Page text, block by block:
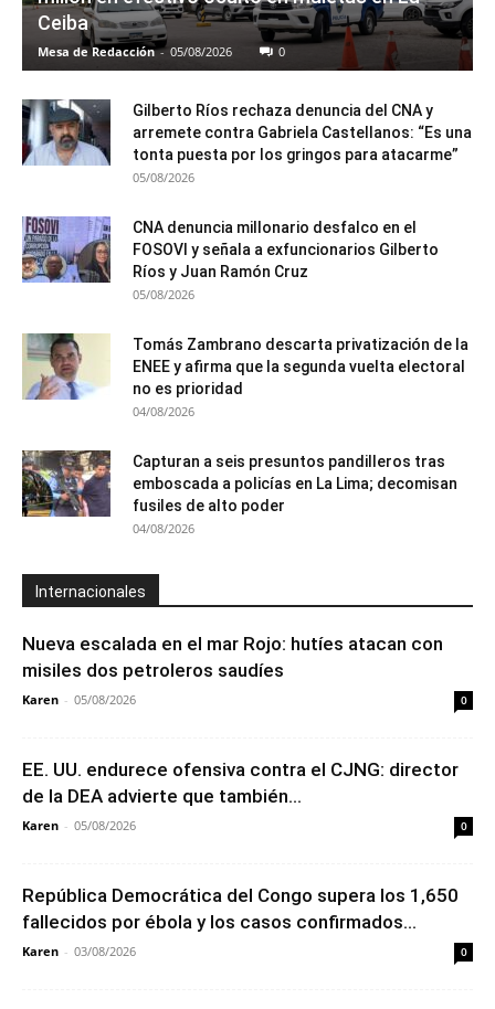
Ceiba
Mesa de Redacción - 05/08/2026 0
Gilberto Ríos rechaza denuncia del CNA y
arremete contra Gabriela Castellanos: “Es una
tonta puesta por los gringos para atacarme”
05/08/2026
CNA denuncia millonario desfalco en el
FOSOVI y señala a exfuncionarios Gilberto
Ríos y Juan Ramón Cruz
05/08/2026
Tomás Zambrano descarta privatización de la
ENEE y afirma que la segunda vuelta electoral
no es prioridad
04/08/2026
Capturan a seis presuntos pandilleros tras
emboscada a policías en La Lima; decomisan
fusiles de alto poder
04/08/2026
Internacionales
Nueva escalada en el mar Rojo: hutíes atacan con
misiles dos petroleros saudíes
Karen - 05/08/2026 0
EE. UU. endurece ofensiva contra el CJNG: director
de la DEA advierte que también...
Karen - 05/08/2026 0
República Democrática del Congo supera los 1,650
fallecidos por ébola y los casos confirmados...
Karen - 03/08/2026 0